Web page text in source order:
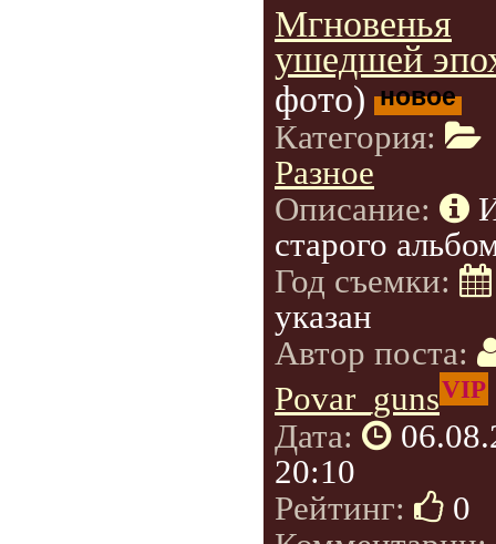
Мгновенья
ушедшей
фото) новое
Категория:
Разное
Описание:
старого
Год съемки:
указан
Автор поста:
Povar_gunsVIP
Дата:
20:10
Рейтинг:
0